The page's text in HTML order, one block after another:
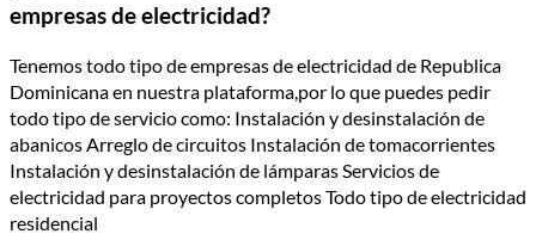
empresas de electricidad?
Tenemos todo tipo de empresas de electricidad de Republica
Dominicana en nuestra plataforma,por lo que puedes pedir
todo tipo de servicio como: Instalación y desinstalación de
abanicos Arreglo de circuitos Instalación de tomacorrientes
Instalación y desinstalación de lámparas Servicios de
electricidad para proyectos completos Todo tipo de electricidad
residencial